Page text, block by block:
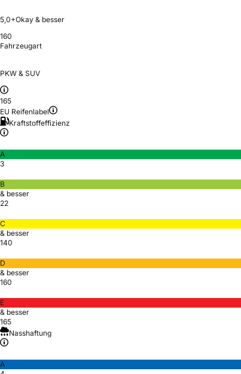
5,0+Okay & besser
160
Fahrzeugart
PKW & SUV
165
EU Reifenlabel
Kraftstoffeffizienz
A
3
B
& besser
22
C
& besser
140
D
& besser
160
E
& besser
165
Nasshaftung
A